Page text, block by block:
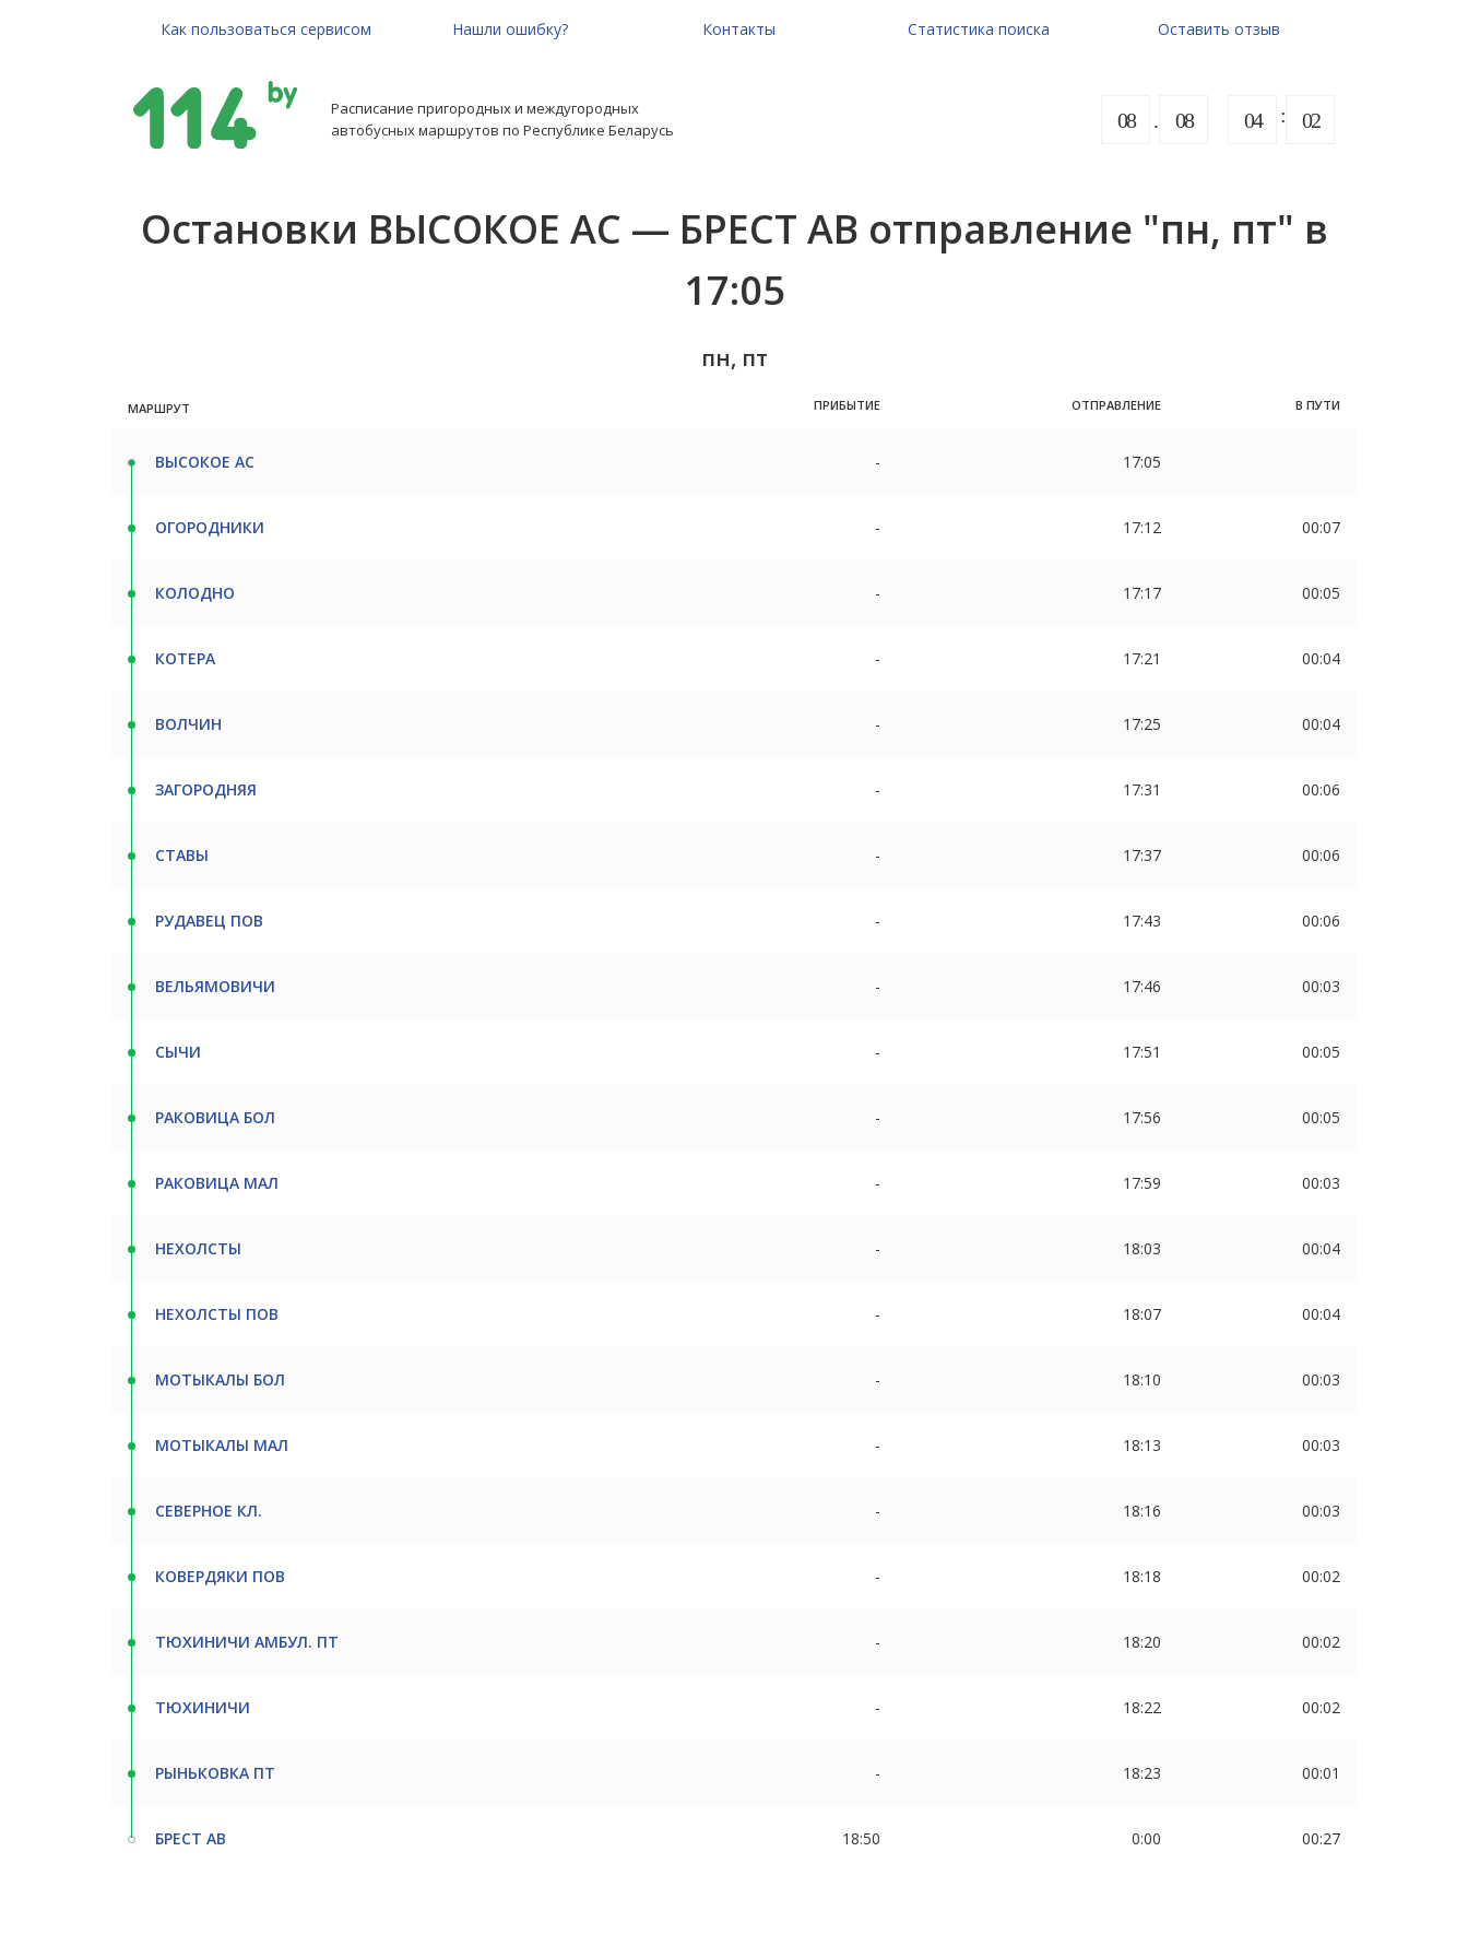
Как пользоваться сервисом Нашли ошибку? Контакты Статистика поиска Оставить отзыв
Расписание пригородных и междугородных
автобусных маршрутов по Республике Беларусь
08 08 04 02
Остановки ВЫСОКОЕ АС — БРЕСТ АВ отправление "пн, пт" в
17:05
пн, пт
МАРШРУТ ПРИБЫТИЕ ОТПРАВЛЕНИЕ В ПУТИ
ВЫСОКОЕ АС - 17:05
ОГОРОДНИКИ - 17:12 00:07
КОЛОДНО - 17:17 00:05
КОТЕРА - 17:21 00:04
ВОЛЧИН - 17:25 00:04
ЗАГОРОДНЯЯ - 17:31 00:06
СТАВЫ - 17:37 00:06
РУДАВЕЦ ПОВ - 17:43 00:06
ВЕЛЬЯМОВИЧИ - 17:46 00:03
СЫЧИ - 17:51 00:05
РАКОВИЦА БОЛ - 17:56 00:05
РАКОВИЦА МАЛ - 17:59 00:03
НЕХОЛСТЫ - 18:03 00:04
НЕХОЛСТЫ ПОВ - 18:07 00:04
МОТЫКАЛЫ БОЛ - 18:10 00:03
МОТЫКАЛЫ МАЛ - 18:13 00:03
СЕВЕРНОЕ КЛ. - 18:16 00:03
КОВЕРДЯКИ ПОВ - 18:18 00:02
ТЮХИНИЧИ АМБУЛ. ПТ - 18:20 00:02
ТЮХИНИЧИ - 18:22 00:02
РЫНЬКОВКА ПТ - 18:23 00:01
БРЕСТ АВ 18:50 0:00 00:27